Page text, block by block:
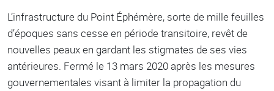
L’infrastructure du Point Éphémère, sorte de mille feuilles
d’époques sans cesse en période transitoire, revêt de
nouvelles peaux en gardant les stigmates de ses vies
antérieures. Fermé le 13 mars 2020 après les mesures
gouvernementales visant à limiter la propagation du